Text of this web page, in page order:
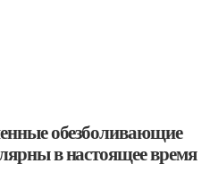
обезболивающие
в настоящее время